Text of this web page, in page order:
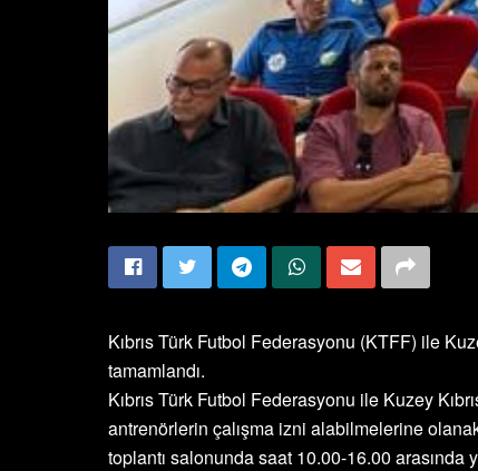
Kıbrıs Türk Futbol Federasyonu (KTFF) ile
tamamlandı.
Kıbrıs Türk Futbol Federasyonu ile Kuzey
antrenörlerin çalışma izni alabilmelerine
toplantı salonunda saat 10.00-16.00